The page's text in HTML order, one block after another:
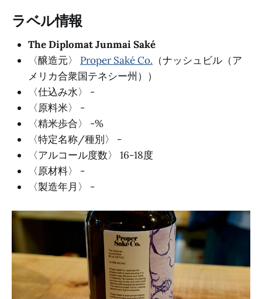
ラベル情報
The Diplomat Junmai Saké
〈醸造元〉 Proper Saké Co. （ナッシュビル（ア
メリカ合衆国テネシー州））
〈仕込み水〉 -
〈原料米〉 -
〈精米歩合〉 -%
〈特定名称/種別〉 -
〈アルコール度数〉 16-18度
〈原材料〉 -
〈製造年月〉 -